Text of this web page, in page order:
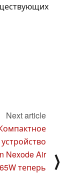
Next article
Nexode Air
65W теперь
⟩